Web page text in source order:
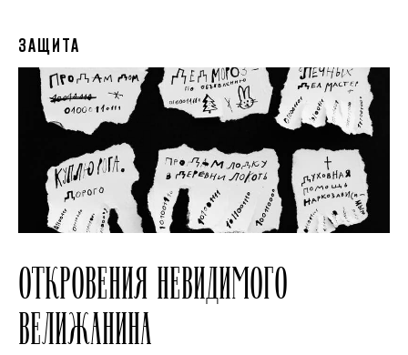
ЗАЩИТА
ОТКРОВЕНИЯ НЕВИДИМОГО
ВЕЛИЖАНИНА